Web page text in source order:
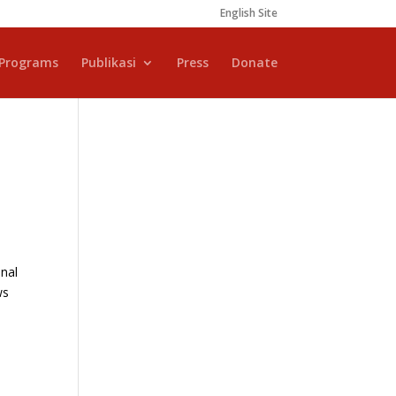
English Site
Publikasi Press Donate